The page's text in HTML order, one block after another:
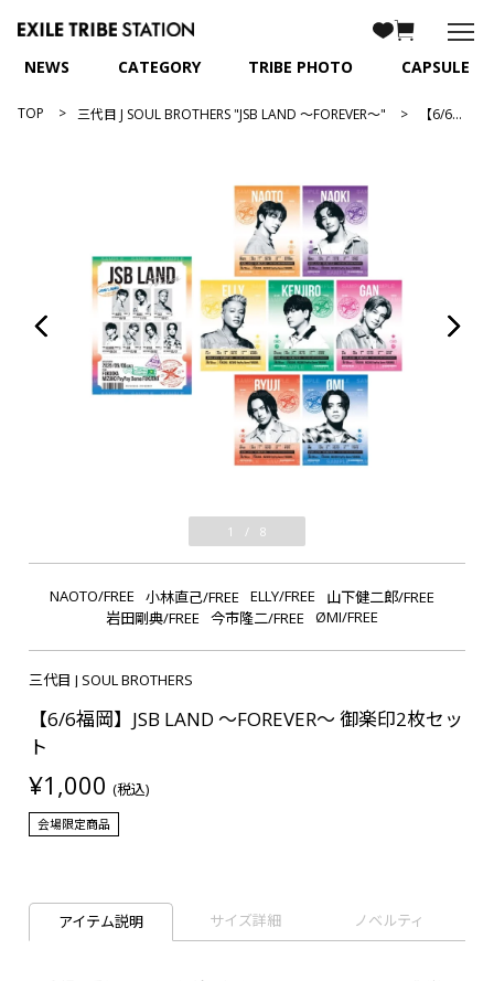
NEWS CATEGORY TRIBE PHOTO CAPSULE
TOP 三代目 J SOUL BROTHERS "JSB LAND ～FOREVER～" 【6/6福岡】JSB LAND ～FOREVER～ 御楽印2枚セット
1 / 8
NAOTO/FREE 小林直己/FREE ELLY/FREE
山下健二郎/FREE
岩田剛典/FREE
今市隆二/FREE ØMI/FREE
三代目 J SOUL BROTHERS
【6/6福岡】JSB LAND ～FOREVER～ 御楽印2枚セッ
ト
¥1,000 (税込)
会場限定商品
アイテム説明 サイズ詳細 ノベルティ